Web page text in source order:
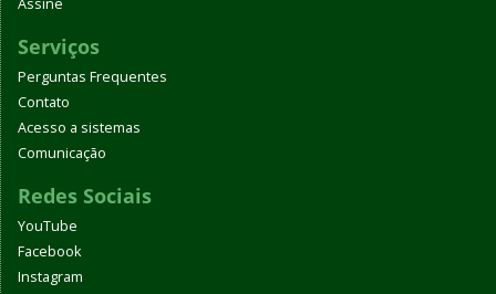
Assine
Serviços
Perguntas Frequentes
Contato
Acesso a sistemas
Comunicação
Redes Sociais
YouTube
Facebook
Instagram